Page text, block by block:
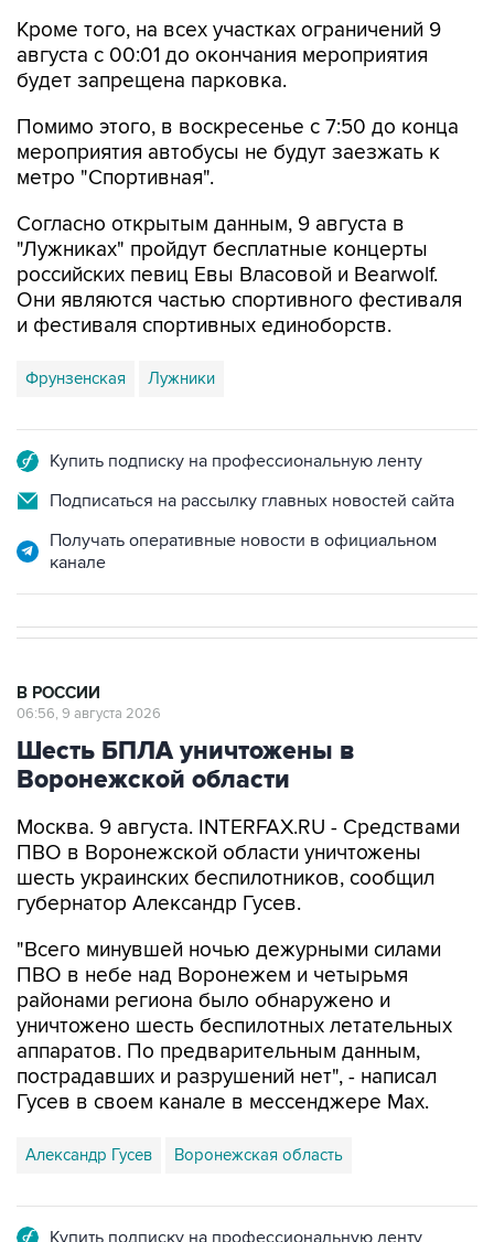
Кроме того, на всех участках ограничений 9
августа с 00:01 до окончания мероприятия
будет запрещена парковка.
Помимо этого, в воскресенье с 7:50 до конца
мероприятия автобусы не будут заезжать к
метро "Спортивная".
Согласно открытым данным, 9 августа в
"Лужниках" пройдут бесплатные концерты
российских певиц Евы Власовой и Bearwolf.
Они являются частью спортивного фестиваля
и фестиваля спортивных единоборств.
Фрунзенская Лужники
Купить подписку на профессиональную ленту
Подписаться на рассылку главных новостей сайта
Получать оперативные новости в официальном
канале
В РОССИИ
06:56, 9 августа 2026
Шесть БПЛА уничтожены в
Воронежской области
Москва. 9 августа. INTERFAX.RU - Средствами
ПВО в Воронежской области уничтожены
шесть украинских беспилотников, сообщил
губернатор Александр Гусев.
"Всего минувшей ночью дежурными силами
ПВО в небе над Воронежем и четырьмя
районами региона было обнаружено и
уничтожено шесть беспилотных летательных
аппаратов. По предварительным данным,
пострадавших и разрушений нет", - написал
Гусев в своем канале в мессенджере Max.
Александр Гусев Воронежская область
Купить подписку на профессиональную ленту